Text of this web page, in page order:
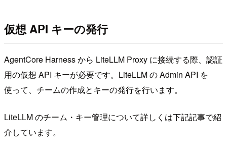
仮想 API キーの発行
AgentCore Harness から LiteLLM Proxy に接続する際、認証
用の仮想 API キーが必要です。LiteLLM の Admin API を
使って、チームの作成とキーの発行を行います。
LiteLLM のチーム・キー管理について詳しくは下記記事で紹
介しています。